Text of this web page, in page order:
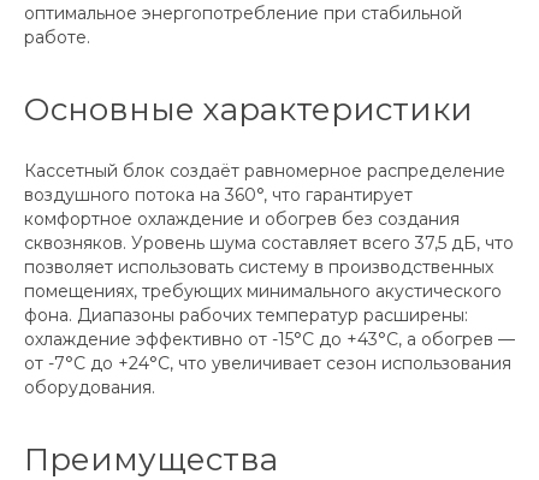
оптимальное энергопотребление при стабильной
работе.
Основные характеристики
Кассетный блок создаёт равномерное распределение
воздушного потока на 360°, что гарантирует
комфортное охлаждение и обогрев без создания
сквозняков. Уровень шума составляет всего 37,5 дБ, что
позволяет использовать систему в производственных
помещениях, требующих минимального акустического
фона. Диапазоны рабочих температур расширены:
охлаждение эффективно от -15°С до +43°С, а обогрев —
от -7°С до +24°С, что увеличивает сезон использования
оборудования.
Преимущества